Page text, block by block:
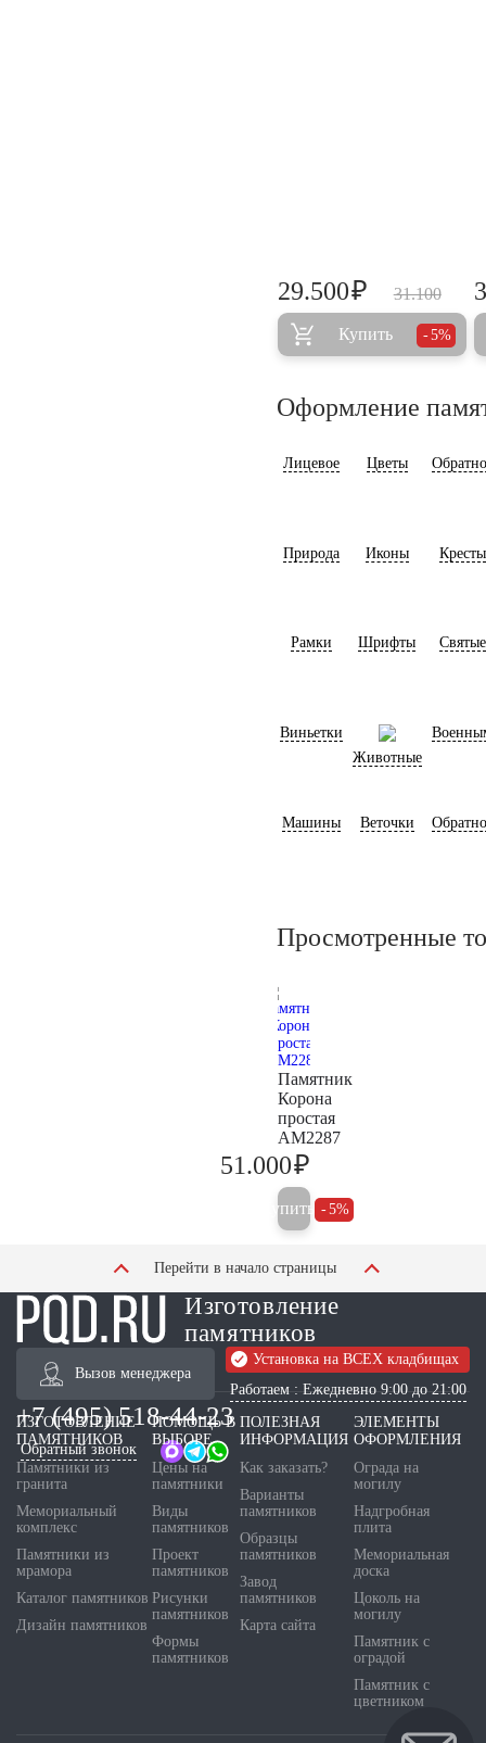
31.100
29.500₽
Купить 5%
Оформление
Лицевое Цветы
Природа Иконы Кресты
Рамки Шрифты Святые
Виньетки
Животные
Машины Веточки
Просмотренные
Памятник
Корона
простая
AM2287
51.000₽
Купить 5%
Перейти в начало страницы
Изготовление
памятников
Вызов менеджера
Установка на ВСЕХ кладбищах
Работаем : Ежедневно 9:00 до 21:00
+7 (495) 518-44-23
Обратный звонок
ИЗГОТОВЛЕНИЕ
ПАМЯТНИКОВ
Памятники из
гранита
Мемориальный
комплекс
Памятники из
мрамора
Каталог памятников
Дизайн памятников
ПОМОЩЬ В
ВЫБОРЕ
Цены на
памятники
Виды
памятников
Проект
памятников
Рисунки
памятников
Формы
памятников
ПОЛЕЗНАЯ
ИНФОРМАЦИЯ
Как заказать?
Варианты
памятников
Образцы
памятников
Завод
памятников
Карта сайта
ЭЛЕМЕНТЫ
ОФОРМЛЕНИЯ
Ограда на
могилу
Надгробная
плита
Мемориальная
доска
Цоколь на
могилу
Памятник с
оградой
Памятник с
цветником